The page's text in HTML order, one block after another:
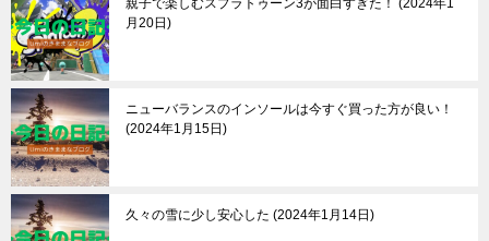
親子で楽しむスプラトゥーン3が面白すぎた！
2024年1
月20日
ニューバランスのインソールは今すぐ買った方が良い！
2024年1月15日
久々の雪に少し安心した 2024年1月14日